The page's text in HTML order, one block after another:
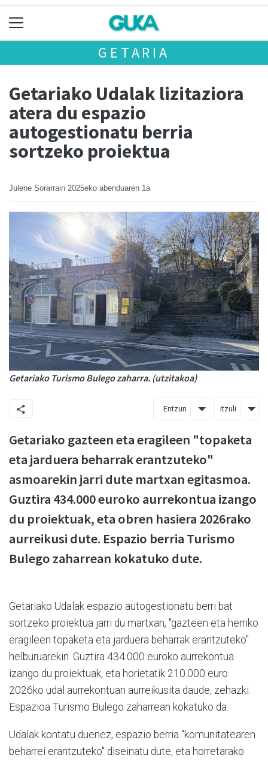
GETARIA
Getariako Udalak lizitaziora
atera du espazio
autogestionatu berria
sortzeko proiektua
Julene Sorarrain 2025eko abenduaren 1a
Getariako Turismo Bulego zaharra. (utzitakoa)
Entzun Itzuli
Getariako gazteen eta eragileen "topaketa
eta jarduera beharrak erantzuteko"
asmoarekin jarri dute martxan egitasmoa.
Guztira 434.000 euroko aurrekontua izango
du proiektuak, eta obren hasiera 2026rako
aurreikusi dute. Espazio berria Turismo
Bulego zaharrean kokatuko dute.
Getariako Udalak espazio autogestionatu berri bat
sortzeko proiektua jarri du martxan, "gazteen eta herriko
eragileen topaketa eta jarduera beharrak erantzuteko"
helburuarekin. Guztira 434.000 euroko aurrekontua
izango du proiektuak, eta horietatik 210.000 euro
2026ko udal aurrekontuan aurreikusita daude, zehazki.
Espazioa Turismo Bulego zaharrean kokatuko da.
Udalak kontatu duenez, espazio berria "komunitatearen
beharrei erantzuteko" diseinatu dute, eta horretarako